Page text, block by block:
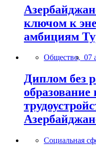
ключом к
амбициям
Общество, 07
Диплом без
образование
Социальная